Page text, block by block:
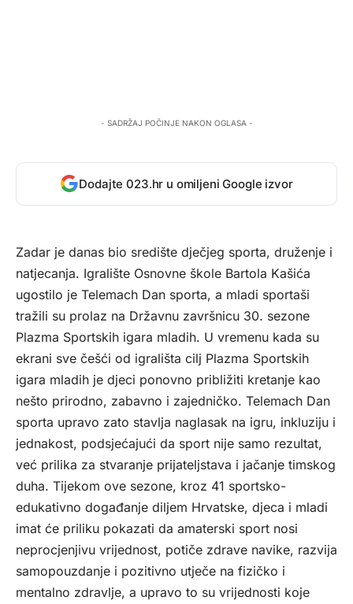
- SADRŽAJ POČINJE NAKON OGLASA -
Dodajte 023.hr u omiljeni Google izvor
Zadar je danas bio središte dječjeg sporta, druženje i
natjecanja. Igralište Osnovne škole Bartola Kašića
ugostilo je Telemach Dan sporta, a mladi sportaši
tražili su prolaz na Državnu završnicu 30. sezone
Plazma Sportskih igara mladih. U vremenu kada su
ekrani sve češći od igrališta cilj Plazma Sportskih
igara mladih je djeci ponovno približiti kretanje kao
nešto prirodno, zabavno i zajedničko. Telemach Dan
sporta upravo zato stavlja naglasak na igru, inkluziju i
jednakost, podsjećajući da sport nije samo rezultat,
već prilika za stvaranje prijateljstava i jačanje timskog
duha. Tijekom ove sezone, kroz 41 sportsko-
edukativno događanje diljem Hrvatske, djeca i mladi
imat će priliku pokazati da amaterski sport nosi
neprocjenjivu vrijednost, potiče zdrave navike, razvija
samopouzdanje i pozitivno utječe na fizičko i
mentalno zdravlje, a upravo to su vrijednosti koje